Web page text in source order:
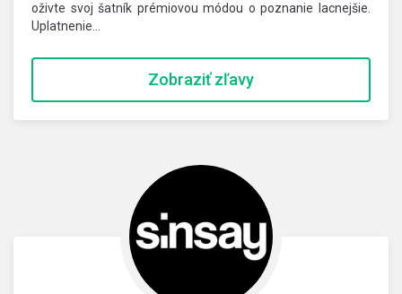
oživte svoj šatník prémiovou módou o poznanie lacnejšie.
Uplatnenie…
Zobraziť zľavy